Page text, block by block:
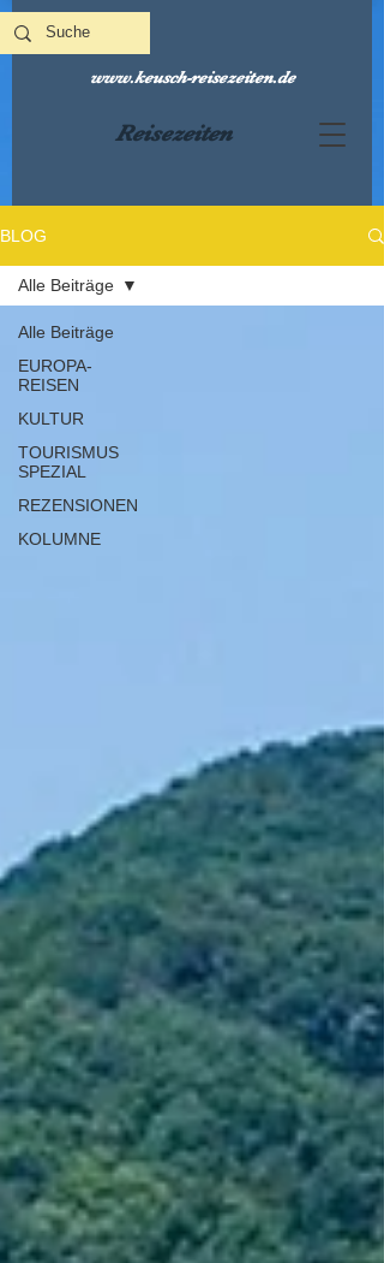
Reisezeiten
www.keusch-reisezeiten.de
BLOG
Alle Beiträge
EUROPA-
REISEN
KULTUR
TOURISMUS
SPEZIAL
REZENSIONEN
KOLUMNE
Alle Beiträge